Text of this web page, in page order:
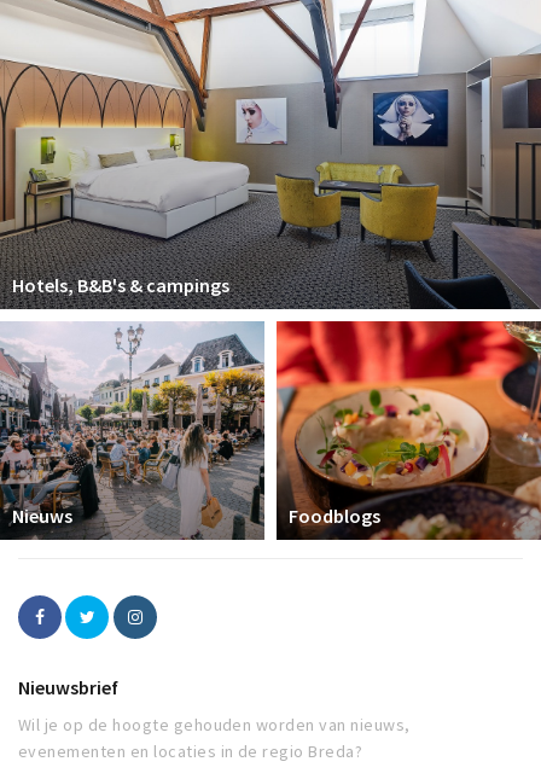
Hotels, B&B's & campings
Nieuws Foodblogs
Nieuwsbrief
Wil je op de hoogte gehouden worden van nieuws,
evenementen en locaties in de regio Breda?